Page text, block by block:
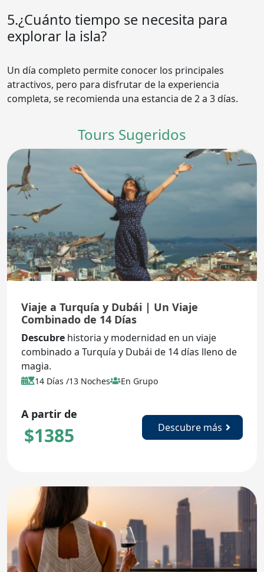
5.¿Cuánto tiempo se necesita para
explorar la isla?
Un día completo permite conocer los principales
atractivos, pero para disfrutar de la experiencia
completa, se recomienda una estancia de 2 a 3 días.
Tours Sugeridos
Viaje a Turquía y Dubái | Un Viaje
Combinado de 14 Días
Descubre historia y modernidad en un viaje
combinado a Turquía y Dubái de 14 días lleno de
magia.
14 Días /13 Noches En Grupo
A partir de
$1385 Descubre más